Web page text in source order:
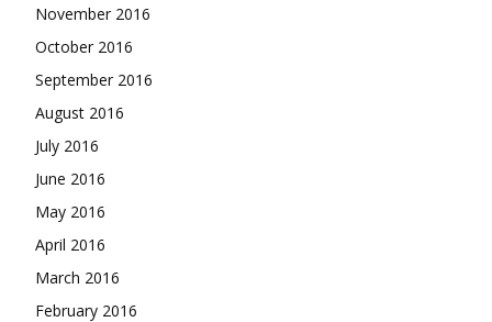
November 2016
October 2016
September 2016
August 2016
July 2016
June 2016
May 2016
April 2016
March 2016
February 2016